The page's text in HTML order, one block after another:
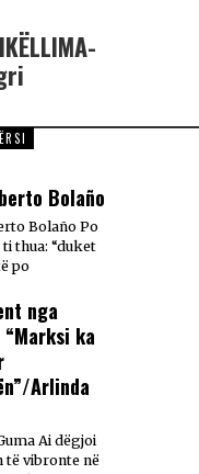
Bolaño
Bolaño Po
ti thua: “duket
po
nga
ka
Arlinda
Ai dëgjoi
të vibronte në